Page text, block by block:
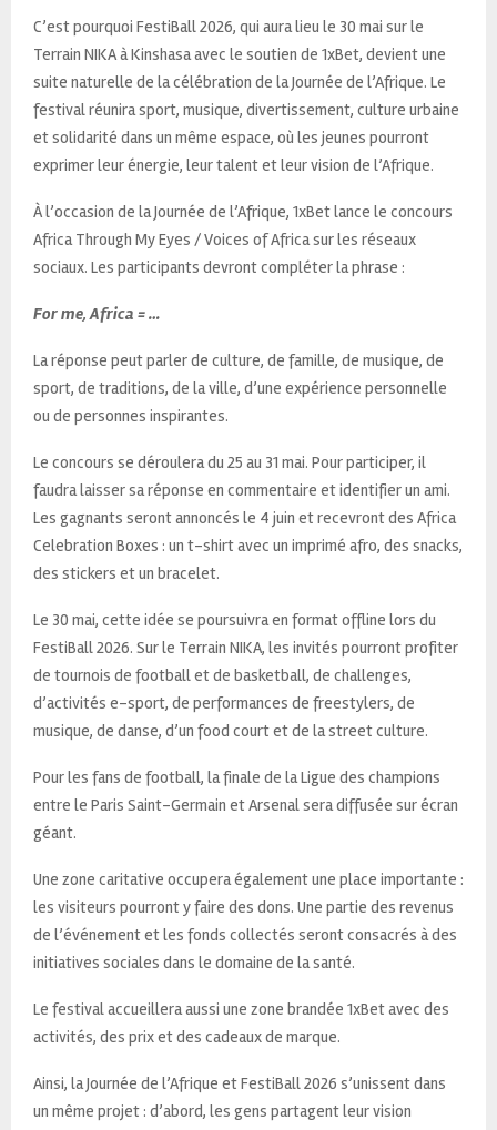
C’est pourquoi FestiBall 2026, qui aura lieu le 30 mai sur le
Terrain NIKA à Kinshasa avec le soutien de 1xBet, devient une
suite naturelle de la célébration de la Journée de l’Afrique. Le
festival réunira sport, musique, divertissement, culture urbaine
et solidarité dans un même espace, où les jeunes pourront
exprimer leur énergie, leur talent et leur vision de l’Afrique.
À l’occasion de la Journée de l’Afrique, 1xBet lance le concours
Africa Through My Eyes / Voices of Africa sur les réseaux
sociaux. Les participants devront compléter la phrase :
For me, Africa = …
La réponse peut parler de culture, de famille, de musique, de
sport, de traditions, de la ville, d’une expérience personnelle
ou de personnes inspirantes.
Le concours se déroulera du 25 au 31 mai. Pour participer, il
faudra laisser sa réponse en commentaire et identifier un ami.
Les gagnants seront annoncés le 4 juin et recevront des Africa
Celebration Boxes : un t-shirt avec un imprimé afro, des snacks,
des stickers et un bracelet.
Le 30 mai, cette idée se poursuivra en format offline lors du
FestiBall 2026. Sur le Terrain NIKA, les invités pourront profiter
de tournois de football et de basketball, de challenges,
d’activités e-sport, de performances de freestylers, de
musique, de danse, d’un food court et de la street culture.
Pour les fans de football, la finale de la Ligue des champions
entre le Paris Saint-Germain et Arsenal sera diffusée sur écran
géant.
Une zone caritative occupera également une place importante :
les visiteurs pourront y faire des dons. Une partie des revenus
de l’événement et les fonds collectés seront consacrés à des
initiatives sociales dans le domaine de la santé.
Le festival accueillera aussi une zone brandée 1xBet avec des
activités, des prix et des cadeaux de marque.
Ainsi, la Journée de l’Afrique et FestiBall 2026 s’unissent dans
un même projet : d’abord, les gens partagent leur vision